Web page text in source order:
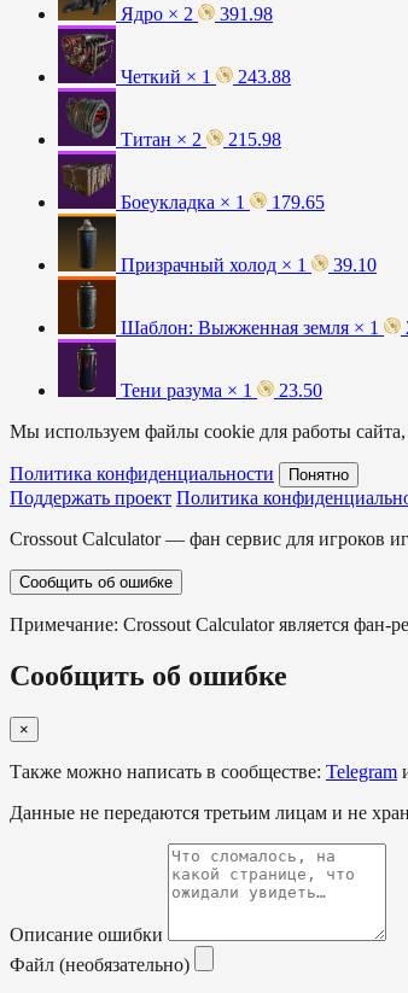
Ядро × 2 391.98
Четкий × 1 243.88
Титан × 2 215.98
Боеукладка × 1 179.65
Призрачный холод × 1 39.10
Шаблон: Выжженная земля × 1
Тени разума × 1
23.50
Мы используем файлы cookie для работы сайта,
Политика конфиденциальности Понятно
Поддержать проект Политика
Crossout Calculator — фан сервис для игроков
Сообщить об ошибке
Примечание: Crossout Calculator является фан-
Сообщить об ошибке
×
Также можно написать в сообществе: Telegram
Данные не передаются третьим лицам и не
Описание ошибки
Файл (необязательно)